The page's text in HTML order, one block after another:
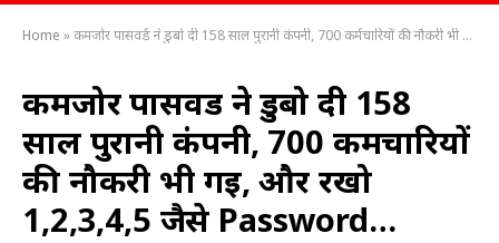
Home »कमजोर पासवर्ड ने डुबो दी 158 साल पुरानी कंपनी, 700 कर्मचारियों की नौकरी भी गई, और रखो 1,2,3,4,5 जैसे Password…
कमजोर पासवर्ड ने डुबो दी 158
साल पुरानी कंपनी, 700 कर्मचारियों
की नौकरी भी गई, और रखो
1,2,3,4,5 जैसे Password…